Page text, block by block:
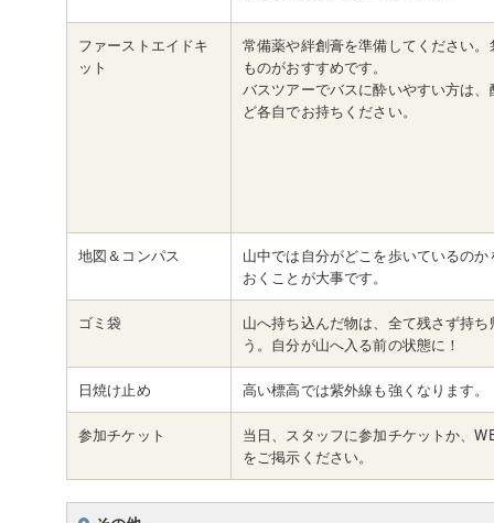
ファーストエイドキ
ット
常備薬や絆創膏を準備してください
ものがおすすめです。
バスツアーでバスに酔いやすい方は
ど各自でお持ちください。
地図＆コンパス
山中では自分がどこを歩いているの
おくことが大事です。
ゴミ袋
山へ持ち込んだ物は、全て残さず持
う。自分が山へ入る前の状態に！
日焼け止め 高い標高では紫外線も強くなります。
参加チケット
当日、スタッフに参加チケットか、
をご掲示ください。